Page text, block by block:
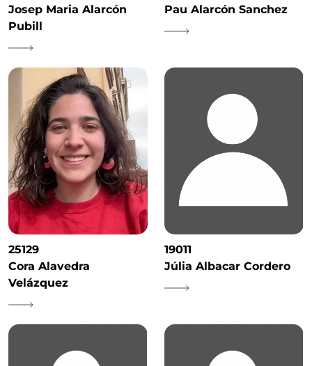
Josep Maria Alarcón
Pubill
Pau Alarcón Sanchez
25129
Cora Alavedra
Velázquez
19011
Júlia Albacar Cordero